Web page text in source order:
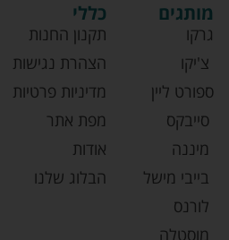
מותגים
גרקו
צ'יקו
ספורט ליין
סייבקס
מיננה
בייבי מישל
לורנס
מוסטלה
כללי
תקנון החנות
הצהרת נגישות
מדיניות פרטיות
מפת אתר
אודות
הבלוג שלנו